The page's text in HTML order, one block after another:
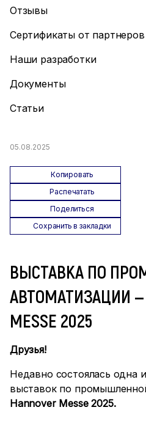
Отзывы
Сертификаты от партнеров
Наши разработки
Документы
Статьи
05.08.2025
Копировать
Распечатать
Поделиться
Сохранить в закладки
ВЫСТАВКА ПО
АВТОМАТИЗАЦИИ —
MESSE 2025
Друзья!
Недавно состоялась одна
выставок по
Hannover Messe 2025.